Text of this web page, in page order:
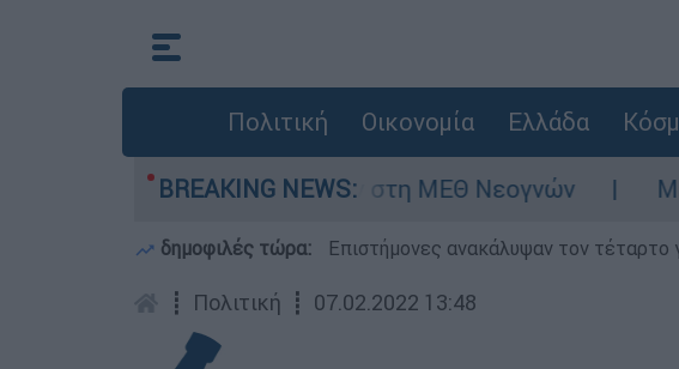
Πολιτική Οικονομία Ελλάδα
BREAKING NEWS:
- Νοσηλευόταν στη ΜΕΘ Νεογνών Marfin: «Δεν
δημοφιλές τώρα: Επιστήμονες ανακάλυψαν τον
┋ Πολιτική ┋ 07.02.2022 13:48